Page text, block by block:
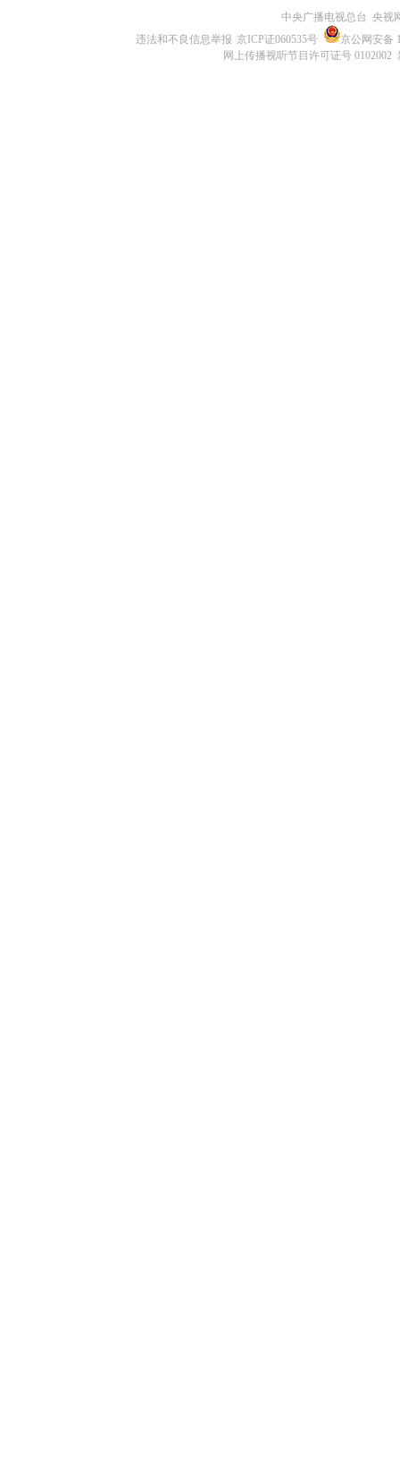
中央广播电视总台 央视
违法和不良信息举报 京ICP证060535号
京公网安备
网上传播视听节目许可证号 0102002